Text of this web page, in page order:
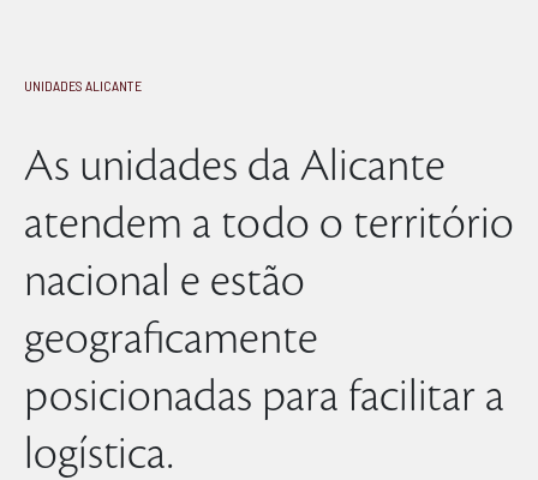
UNIDADES ALICANTE
As unidades da Alicante
atendem a todo o território
nacional e estão
geograficamente
posicionadas para facilitar a
logística.